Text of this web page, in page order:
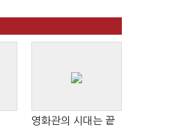
영화관의 시대는 끝